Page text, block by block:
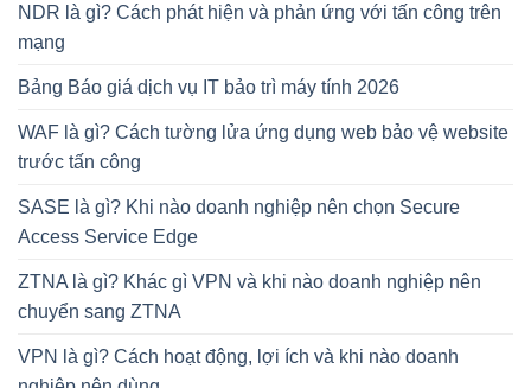
NDR là gì? Cách phát hiện và phản ứng với tấn công trên
mạng
Bảng Báo giá dịch vụ IT bảo trì máy tính 2026
WAF là gì? Cách tường lửa ứng dụng web bảo vệ website
trước tấn công
SASE là gì? Khi nào doanh nghiệp nên chọn Secure
Access Service Edge
ZTNA là gì? Khác gì VPN và khi nào doanh nghiệp nên
chuyển sang ZTNA
VPN là gì? Cách hoạt động, lợi ích và khi nào doanh